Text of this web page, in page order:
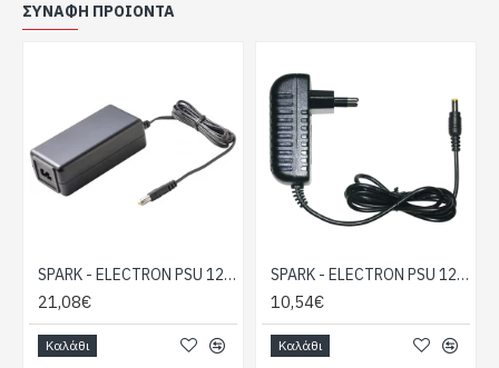
ΣΥΝΑΦΉ ΠΡΟΙΌΝΤΑ
SPARK - ELECTRON PSU 12V 5A
21,08€
Καλάθι
SPARK - ELECTRON PSU 12V 2A
10,54€
Καλάθι